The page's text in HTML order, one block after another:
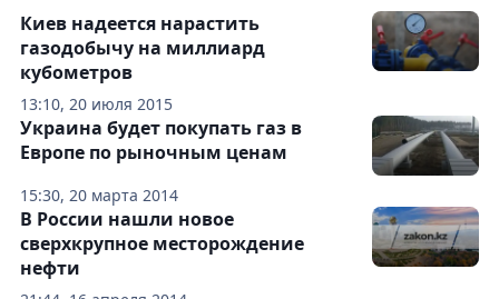
13:10, 20 июля 2015
Киев надеется нарастить
газодобычу на миллиард
кубометров
15:30, 20 марта 2014
Украина будет покупать газ в
Европе по рыночным ценам
В России нашли новое
сверхкрупное месторождение
нефти